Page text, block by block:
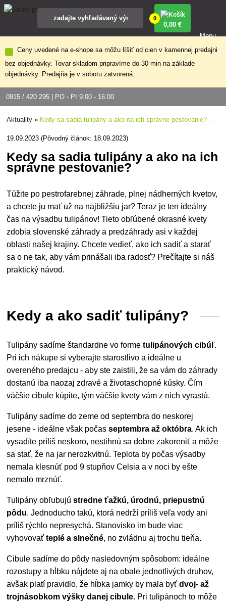
Ceny uvedené na e-shope sa môžu líšiť od cien v kamennej predajni
bez objednávky. Tovar skladom pripravíme do 30 min na základe
objednávky. Predajňa je v sobotu zatvorená.
0915 / 420 295 | PO - PI 9:00 - 16:00
0
0,00 €
Menu
Aktuality » Kedy sa sadia tulipány a ako na ich správne pestovanie?
19.09.2023 (Pôvodný článok: 18.09.2023)
Kedy sa sadia tulipány a ako na ich
správne pestovanie?
Túžite po pestrofarebnej záhrade, plnej nádherných kvetov,
a chcete ju mať už na najbližšiu jar? Teraz je ten ideálny
čas na výsadbutulipánov! Tieto obľúbené okrasné kvety
zdobia slovenské záhrady a predzáhrady asi v každej
oblasti našej krajiny. Chcete vedieť, ako ich sadiť a starať
sa o ne tak, aby vám prinášali iba radosť? Prečítajte si náš
praktický návod.
Kedy a ako sadiť tulipány?
Tulipány sadíme štandardne vo formetulipánových cibúľ.
Pri ich nákupe si vyberajte starostlivo a ideálne u
overeného predajcu - aby ste zaistili, že sa vám do záhrady
dostanú iba naozaj zdravé a životaschopné kúsky. Čím
väčšie cibule kúpite, tým väčšie kvety vám z nich vyrastú.
Tulipány sadíme do zeme od septembra do neskorej
jesene - ideálne však počasseptembra až októbra. Ak ich
vysadíte príliš neskoro, nestihnú sa dobre zakoreniť a môže
sa stať, že na jar nerozkvitnú. Teplota by počas výsadby
nemala klesnúť pod 9 stupňov Celsia a v noci by ešte
nemalo mrznúť.
Tulipány obľubujústredne ťažkú, úrodnú, priepustnú
pôdu. Jednoducho takú, ktorá nedrží príliš veľa vody ani
príliš rýchlo nepresychá. Stanovisko im bude viac
vyhovovaťteplé a slnečné, no zvládnu aj trochu tieňa.
Cibule sadíme do pôdy nasledovným spôsobom: ideálne
rozostupy a hĺbku nájdete aj na obale jednotlivých druhov,
avšak platí pravidlo, že hĺbka jamky by mala byťdvoj- až
trojnásobkom výšky danej cibule. Pri tulipánoch to môže